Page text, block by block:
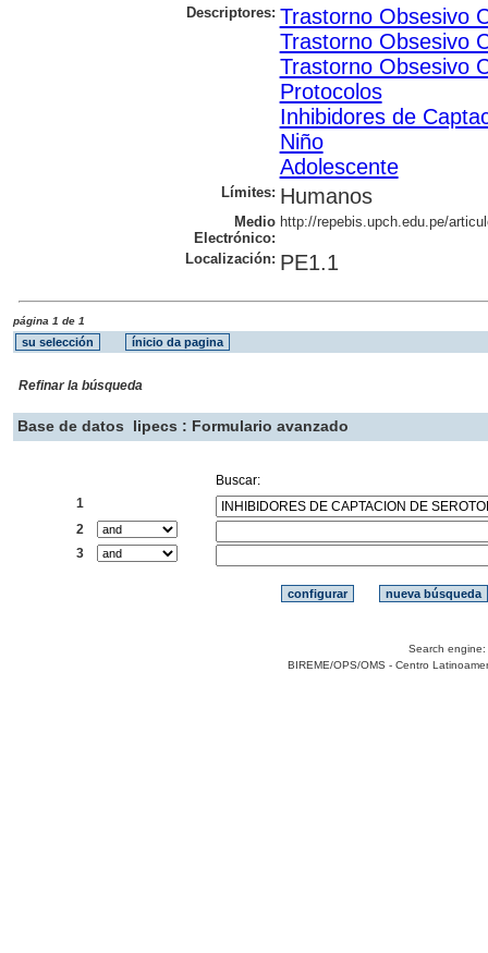
Descriptores: Trastorno Obsesivo
Trastorno Obsesivo
Trastorno Obsesivo
Protocolos
Inhibidores de
Niño
Adolescente
Límites: Humanos
Medio
Electrónico:
http://repebis.upch.edu.pe/
Localización: PE1.1
página 1 de 1
Refinar la búsqueda
Base de datos lipecs : Formulario avanzado
Buscar:
1
2
3
Search engine:
BIREME/OPS/OMS - Centro